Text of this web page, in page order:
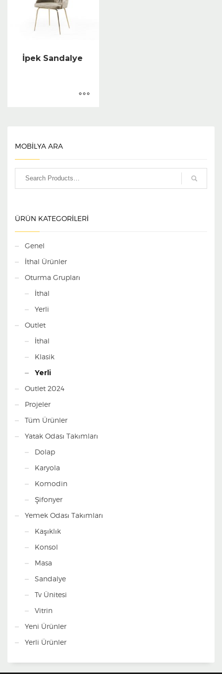
İpek Sandalye
MOBİLYA ARA
ÜRÜN KATEGORILERI
Genel
İthal Ürünler
Oturma Grupları
İthal
Yerli
Outlet
İthal
Klasik
Yerli
Outlet 2024
Projeler
Tüm Ürünler
Yatak Odası Takımları
Dolap
Karyola
Komodin
Şifonyer
Yemek Odası Takımları
Kaşıklık
Konsol
Masa
Sandalye
Tv Ünitesi
Vitrin
Yeni Ürünler
Yerli Ürünler